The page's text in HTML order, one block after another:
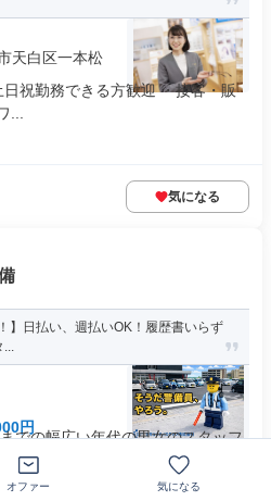
天白区一本松
祝勤務できる方歓迎 ・接客・販
...
気になる
】日払い、週払いOK！履歴書いらず
...
円
での幅広い年代の男女のスタッフ
オファー 気になる